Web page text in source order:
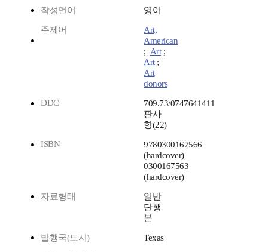
작성언어 영어
주제어
Art,
American
; Art;
Art;
Art
donors
DDC
709.73/0747641411
판사
항(22)
ISBN
9780300167566
(hardcover)
0300167563
(hardcover)
자료형태
일반
단행
본
발행국(도시) Texas